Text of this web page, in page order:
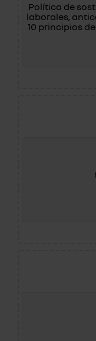
Política de
laborales,
10 principios